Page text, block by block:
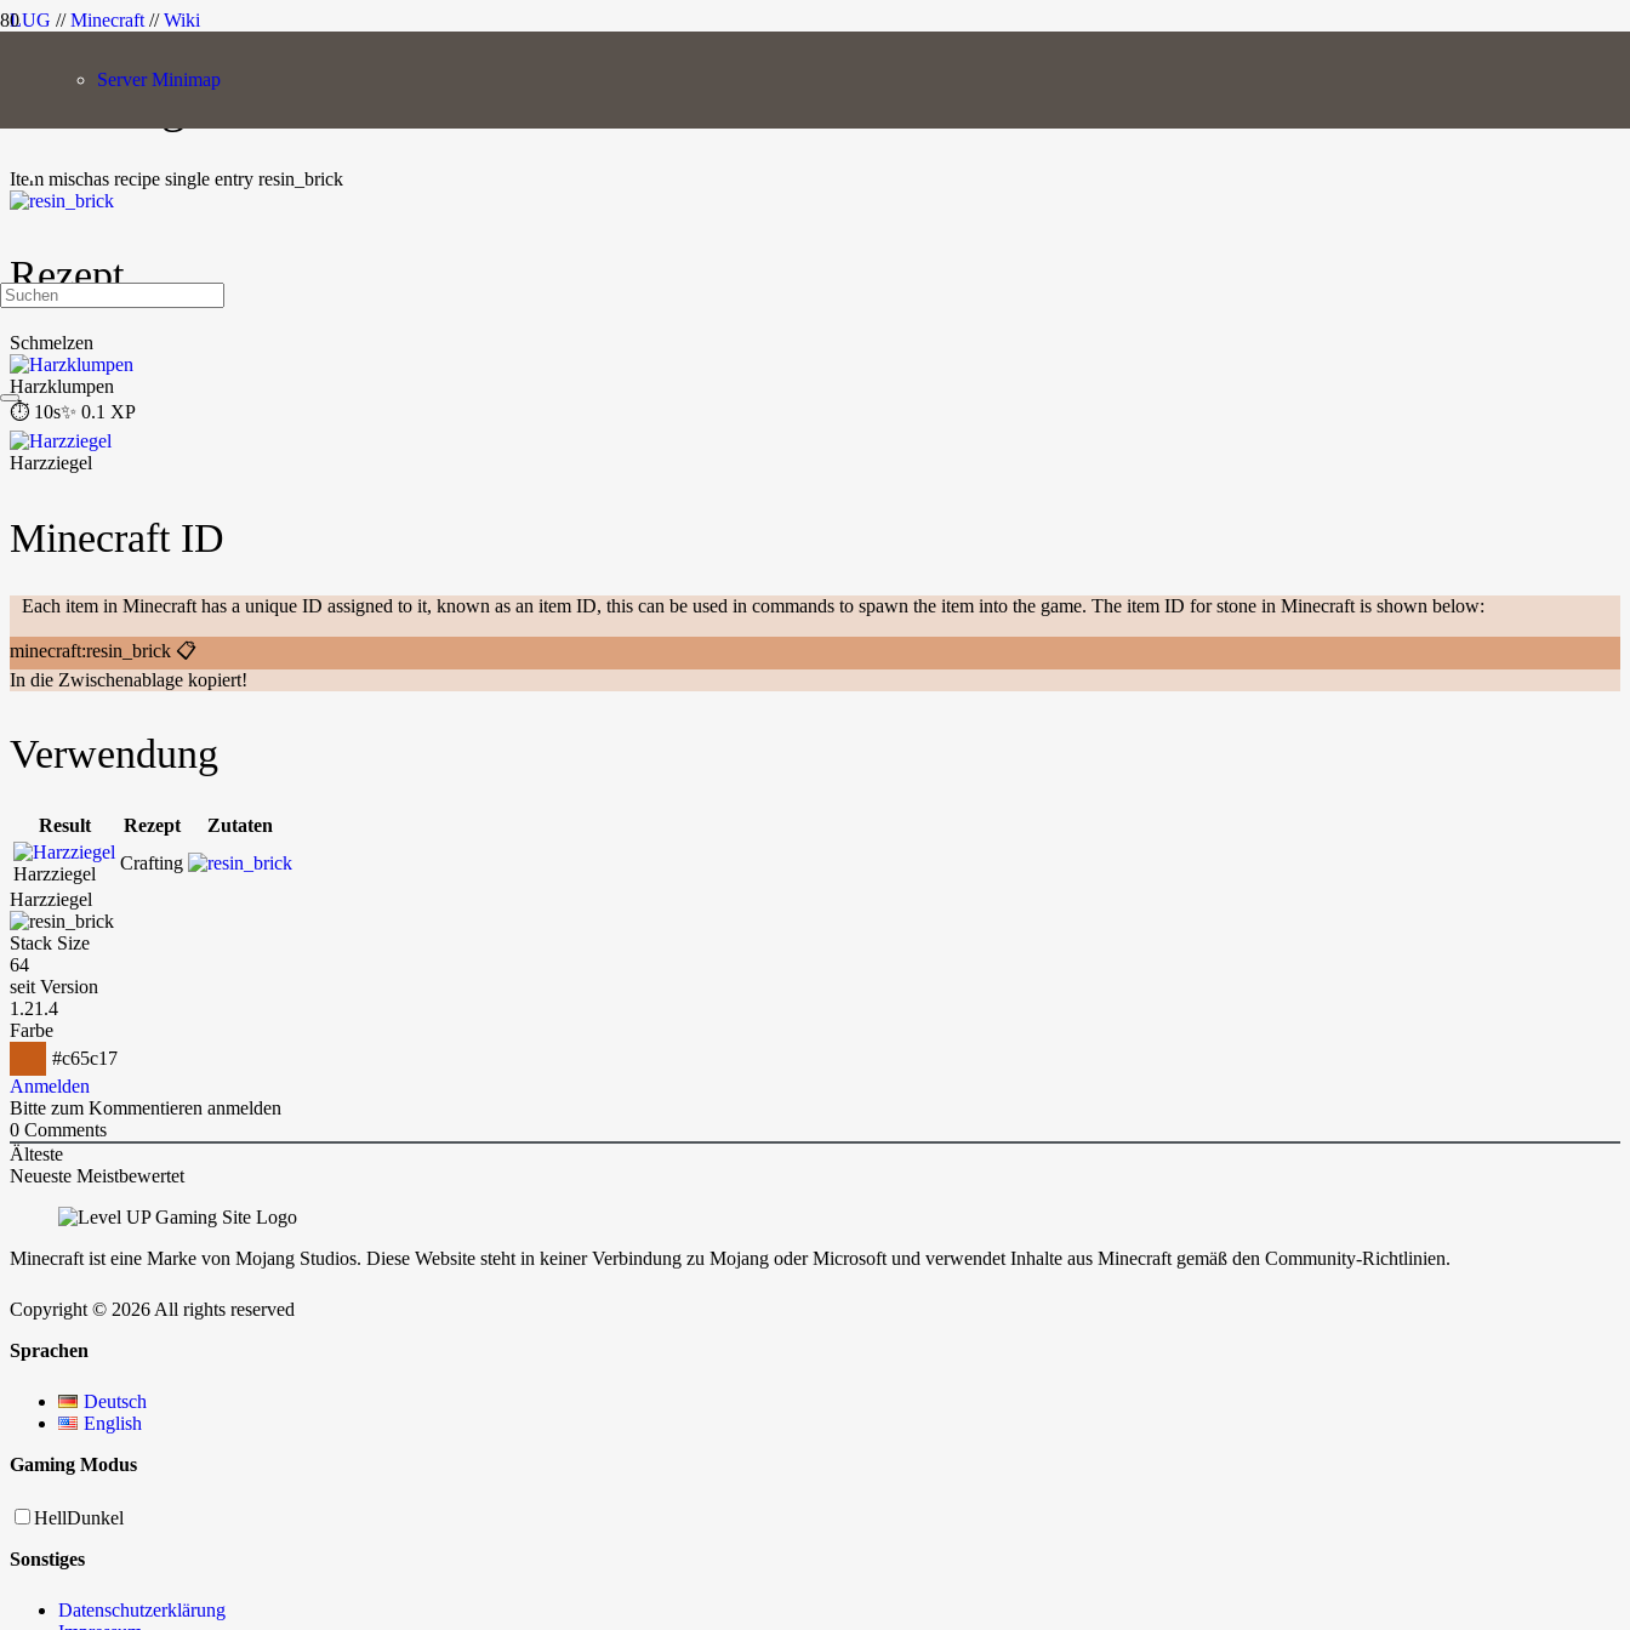
Server Minimap
LUG //Minecraft //Wiki
Harzziegel
Item mischas recipe single entry resin_brick
Rezept
Schmelzen
Harzklumpen
⏱️ 10s✨ 0.1 XP
Harzziegel
Minecraft ID
Each item in Minecraft has a unique ID assigned to it, known as an item ID, this can be used in commands to spawn the item into the game. The item ID for stone in Minecraft is shown below:
minecraft:resin_brick 📋
In die Zwischenablage kopiert!
Verwendung
Result Rezept Zutaten
Harzziegel
Crafting
Harzziegel
Stack Size
64
seit Version
1.21.4
Farbe
#c65c17
Anmelden
Bitte zum Kommentieren anmelden
0 Comments
Älteste
Neueste Meistbewertet
Minecraft ist eine Marke von Mojang Studios. Diese Website steht in keiner Verbindung zu Mojang oder Microsoft und verwendet Inhalte aus Minecraft gemäß den Community-Richtlinien.
Copyright © 2026 All rights reserved
Sprachen
Deutsch
English
Gaming Modus
HellDunkel
Sonstiges
Datenschutzerklärung